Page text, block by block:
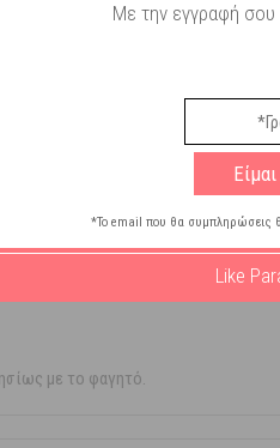
με το φαγητό.
Με την εγγραφή σου
*Το email που θα συμπληρώσεις
Like